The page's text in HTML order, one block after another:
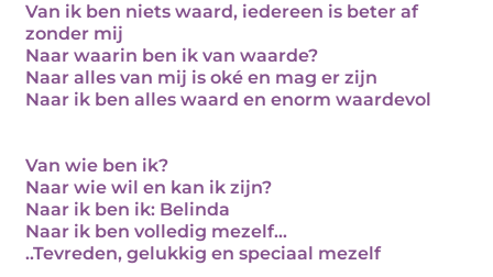
Van ik ben niets waard, iedereen is beter af
zonder mij
Naar waarin ben ik van waarde?
Naar alles van mij is oké en mag er zijn
Naar ik ben alles waard en enorm waardevol
Van wie ben ik?
Naar wie wil en kan ik zijn?
Naar ik ben ik: Belinda
Naar ik ben volledig mezelf…
..Tevreden, gelukkig en speciaal mezelf